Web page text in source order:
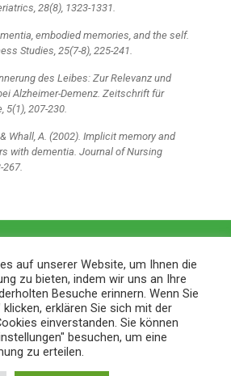
28(8), 1323-1331.
embodied memories, and the self.
Studies, 25(7-8), 225-241.
des Leibes: Zur Relevanz und
Alzheimer-Demenz. Zeitschrift für
207-230.
& Whall, A. (2002). Implicit memory and
with dementia. Journal of Nursing
267.
|Web Design and Service made in
auf unserer Website, um Ihnen die
zu bieten, indem wir uns an Ihre
Besuche erinnern. Wenn Sie
erklären Sie sich mit der
einverstanden. Sie können
besuchen, um eine
zu erteilen.